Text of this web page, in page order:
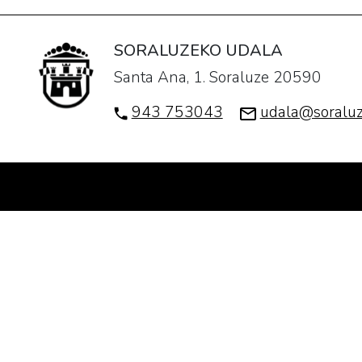
SORALUZEKO UDALA
Santa Ana, 1. Soraluze 20590
943 753043